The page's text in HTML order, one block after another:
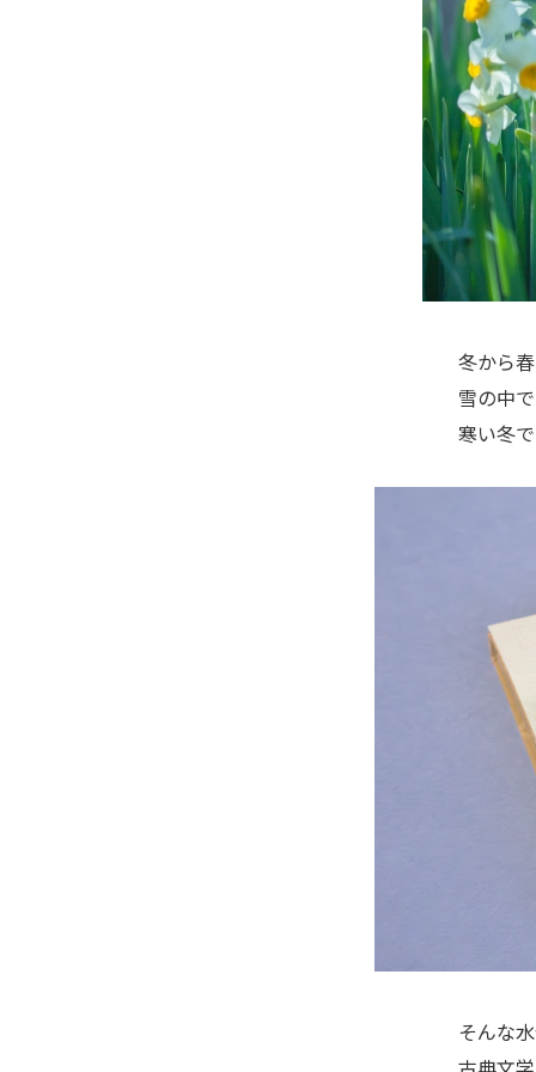
冬から
雪の中
寒い冬
そんな